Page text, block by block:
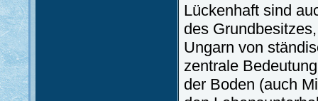
Lückenhaft sind
des
Ungarn von
zentrale
der Boden (auch